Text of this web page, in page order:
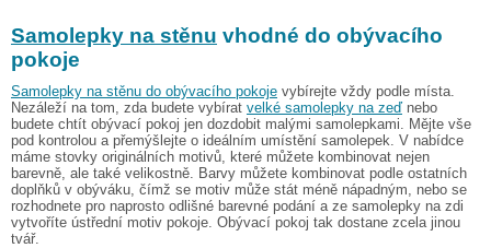
Samolepky na stěnu vhodné do obývacího
pokoje
Samolepky na stěnu do obývacího pokoje vybírejte vždy podle místa.
Nezáleží na tom, zda budete vybírat velké samolepky na zeďnebo
budete chtít obývací pokoj jen dozdobit malými samolepkami. Mějte vše
pod kontrolou a přemýšlejte o ideálním umístění samolepek. V nabídce
máme stovky originálních motivů, které můžete kombinovat nejen
barevně, ale také velikostně. Barvy můžete kombinovat podle ostatních
doplňků v obýváku, čímž se motiv může stát méně nápadným, nebo se
rozhodnete pro naprosto odlišné barevné podání a ze samolepky na zdi
vytvoříte ústřední motiv pokoje. Obývací pokoj tak dostane zcela jinou
tvář.